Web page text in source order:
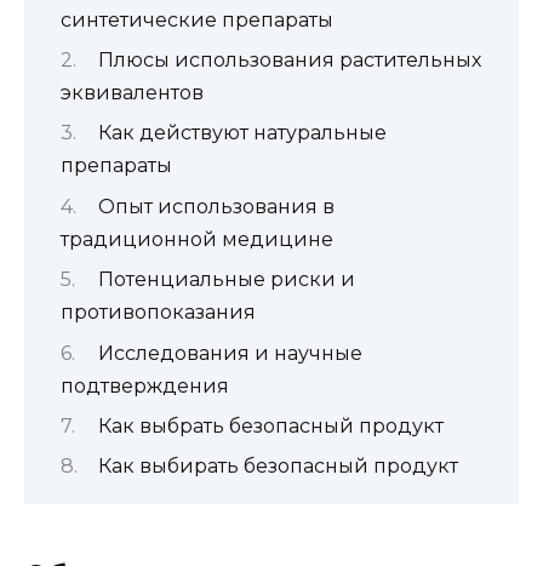
синтетические препараты
Плюсы использования растительных
эквивалентов
Как действуют натуральные
препараты
Опыт использования в
традиционной медицине
Потенциальные риски и
противопоказания
Исследования и научные
подтверждения
Как выбрать безопасный продукт
Как выбирать безопасный продукт